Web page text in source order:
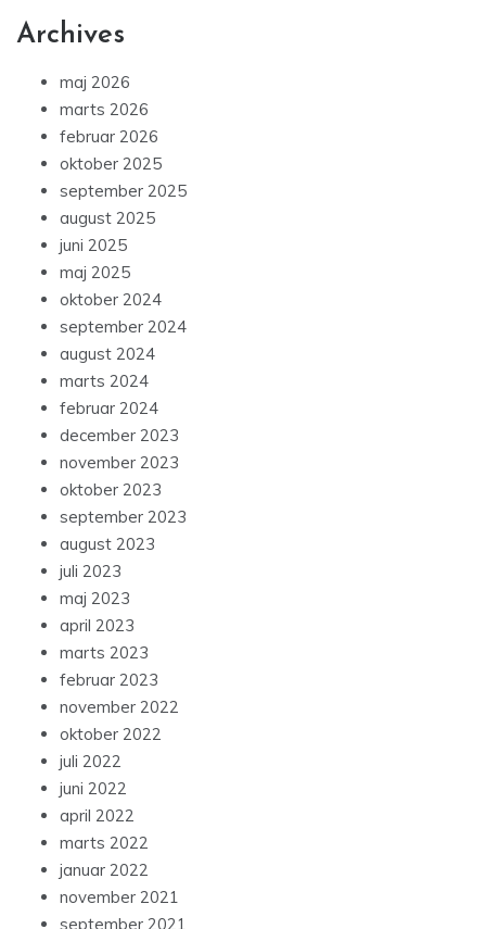
Archives
maj 2026
marts 2026
februar 2026
oktober 2025
september 2025
august 2025
juni 2025
maj 2025
oktober 2024
september 2024
august 2024
marts 2024
februar 2024
december 2023
november 2023
oktober 2023
september 2023
august 2023
juli 2023
maj 2023
april 2023
marts 2023
februar 2023
november 2022
oktober 2022
juli 2022
juni 2022
april 2022
marts 2022
januar 2022
november 2021
september 2021